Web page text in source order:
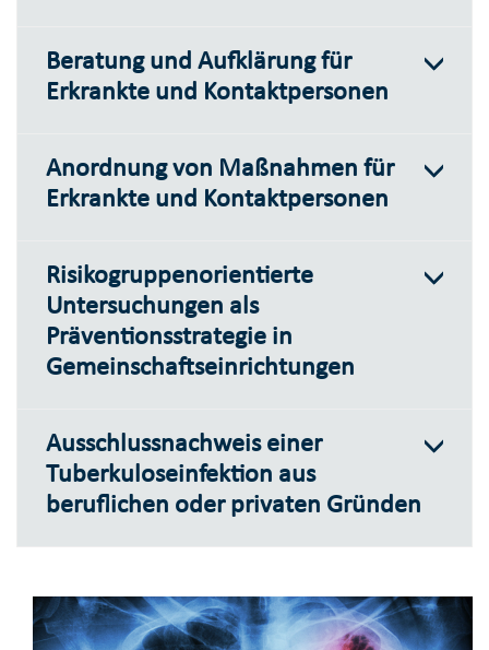
Beratung und Aufklärung für
Erkrankte und Kontaktpersonen
Anordnung von Maßnahmen für
Erkrankte und Kontaktpersonen
Risikogruppenorientierte
Untersuchungen als
Präventionsstrategie in
Gemeinschaftseinrichtungen
Ausschlussnachweis einer
Tuberkuloseinfektion aus
beruflichen oder privaten Gründen